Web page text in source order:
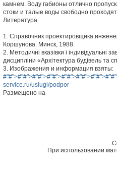
камнем. Воду габионы отлично
стоки и талые воды свободно
Литература
1. Справочник проектировщика
Коршунова. Минск, 1988.
2. Методичні вказівки і індивідуальні
дисципліни «Архітектура будівель та
3. Изображения и информация взяты:
service.ru/uslugi/podpor
Размещено на
При использовании